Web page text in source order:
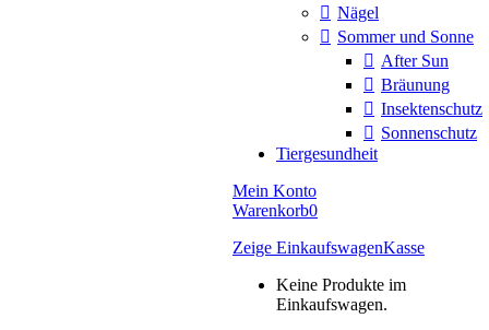
Nägel
Sommer und Sonne
After Sun
Bräunung
Insektenschutz
Sonnenschutz
Tiergesundheit
Mein Konto
Warenkorb0
Zeige EinkaufswagenKasse
Keine Produkte im
Einkaufswagen.